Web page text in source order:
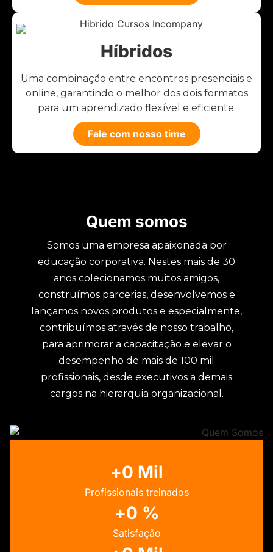
Híbridos
Uma combinação entre encontros presenciais e
online, garantindo o melhor dos dois formatos
para um aprendizado flexível e eficiente.
Fale com nosso time
Quem somos
Somos uma empresa apaixonada por
educação corporativa. Nestes mais de 30
anos colecionamos muitos amigos,
construímos parcerias, desenvolvemos e
lançamos novos produtos e especialmente,
contribuímos através de nosso trabalho,
para aprimorar a capacitação e elevar o
desempenho de mais de 100 mil
profissionais, desde executivos a demais
cargos na hierarquia organizacional.
Profissionais treinados
+0 Mil
Satisfação
+0 %